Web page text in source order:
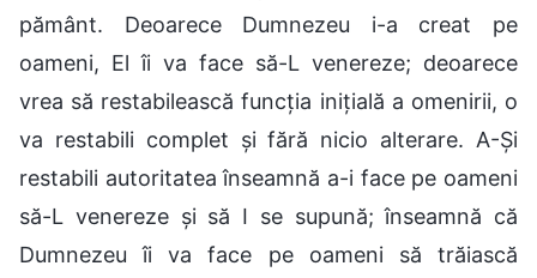
pământ. Deoarece Dumnezeu i-a creat pe
oameni, El îi va face să-L venereze; deoarece
vrea să restabilească funcția inițială a omenirii, o
va restabili complet și fără nicio alterare. A-Și
restabili autoritatea înseamnă a-i face pe oameni
să-L venereze și să I se supună; înseamnă că
Dumnezeu îi va face pe oameni să trăiască